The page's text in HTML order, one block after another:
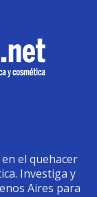
el quehacer
Investiga y
Aires para